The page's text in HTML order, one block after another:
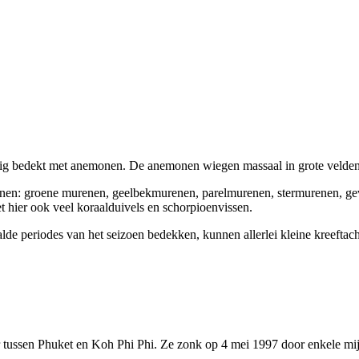
met anemonen. De anemonen wiegen massaal in grote
groene murenen, geelbekmurenen, parelmurenen, stermurenen,
hier ook veel koraalduivels en schorpioenvissen.
periodes van het seizoen bedekken, kunnen allerlei kleine
Phuket en Koh Phi Phi. Ze zonk op 4 mei 1997 door enkele